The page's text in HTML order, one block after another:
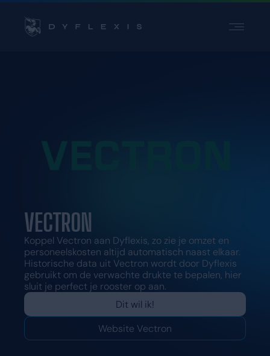
Login
Kies een taal
Vraag een demo aan
Login
Vraag een demo aan
VECTRON
Koppel Vectron aan Dyflexis, zo zie je omzet en
personeelskosten altijd automatisch naast elkaar.
Historische data uit Vectron wordt door Dyflexis
gebruikt om de verwachte drukte te bepalen, hier
sluit je perfect je rooster op aan.
Dit wil ik!
Website Vectron